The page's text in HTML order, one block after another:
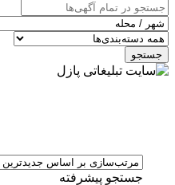
جستجو
جستجو پیشرفته